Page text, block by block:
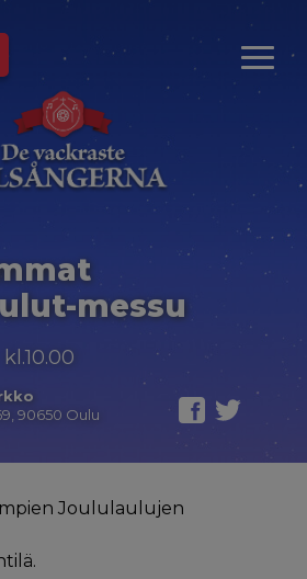
messu
kl.10.00
90650 Oulu
Joululaulujen